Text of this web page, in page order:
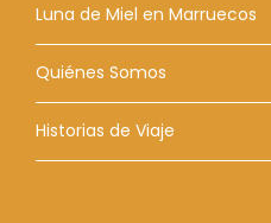
Luna de Miel en Marruecos
Quiénes Somos
Historias de Viaje